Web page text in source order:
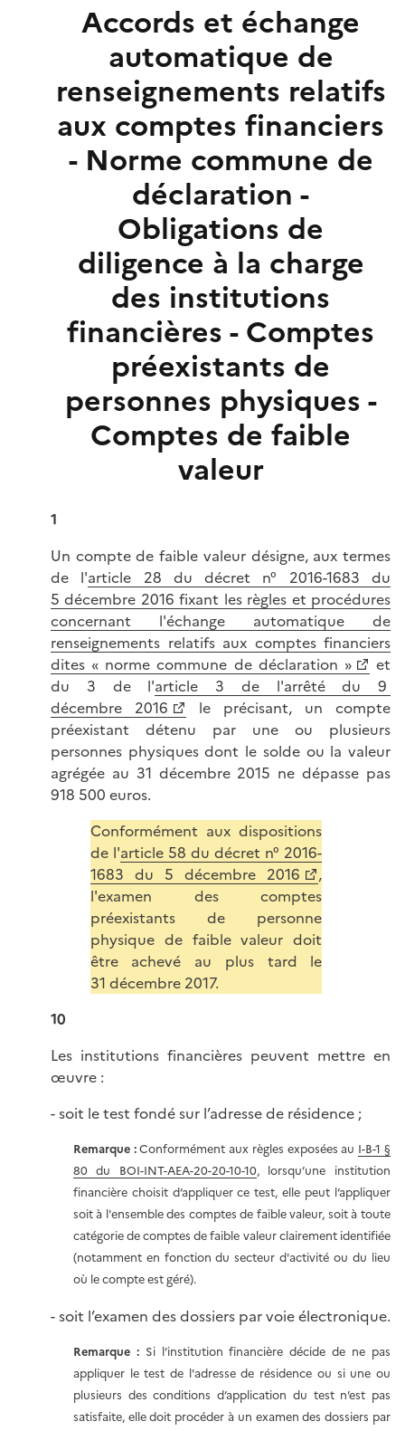
Accords et échange
automatique de
renseignements relatifs
aux comptes financiers
- Norme commune de
déclaration -
Obligations de
diligence à la charge
des institutions
financières - Comptes
préexistants de
personnes physiques -
Comptes de faible
valeur
1
Un compte de faible valeur désigne, aux termes
de l'article 28 du décret n° 2016-1683 du
5 décembre 2016 fixant les règles et procédures
concernant l'échange automatique de
renseignements relatifs aux comptes financiers
dites « norme commune de déclaration »
et
du 3 de l'article 3 de l'arrêté du 9
décembre 2016
le précisant, un compte
préexistant détenu par une ou plusieurs
personnes physiques dont le solde ou la valeur
agrégée au 31 décembre 2015 ne dépasse pas
918 500 euros.
Conformément aux dispositions
de l'article 58 du décret n° 2016-
1683 du 5 décembre 2016
,
l'examen des comptes
préexistants de personne
physique de faible valeur doit
être achevé au plus tard le
31 décembre 2017.
10
Les institutions financières peuvent mettre en
œuvre :
- soit le test fondé sur l’adresse de résidence ;
Remarque :Conformément aux règles exposées au I-B-1 §
80 du BOI-INT-AEA-20-20-10-10, lorsqu’une institution
financière choisit d’appliquer ce test, elle peut l’appliquer
soit à l'ensemble des comptes de faible valeur, soit à toute
catégorie de comptes de faible valeur clairement identifiée
(notamment en fonction du secteur d'activité ou du lieu
où le compte est géré).
- soit l’examen des dossiers par voie électronique.
Remarque : Si l’institution financière décide de ne pas
appliquer le test de l'adresse de résidence ou si une ou
plusieurs des conditions d’application du test n’est pas
satisfaite, elle doit procéder à un examen des dossiers par